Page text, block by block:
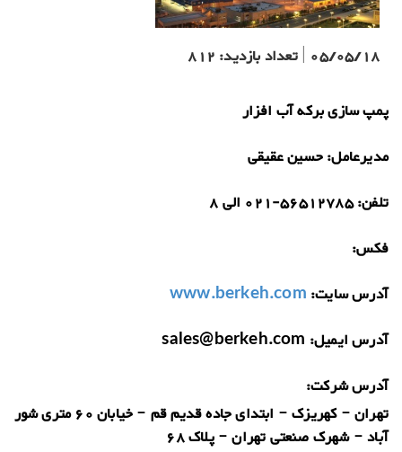
05/05/18
|تعداد بازدید: 812
پمپ سازی برکه آب افزار
مدیرعامل:حسین عقیقی
تلفن:021-56512785 الی 8
فکس:
آدرس سایت: www.berkeh.com
آدرس ایمیل: sales@berkeh.com
آدرس شرکت:
تهران – کهریزک – ابتدای جاده قدیم قم – خیابان 60 متری شور
آباد – شهرک صنعتی تهران – پلاک 68